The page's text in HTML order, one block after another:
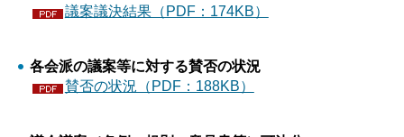
議案議決結果（PDF：174KB）
各会派の議案等に対する賛否の状況
賛否の状況（PDF：188KB）